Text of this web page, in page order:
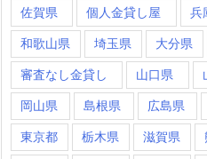
佐賀県 個人金貸し屋 兵
和歌山県 埼玉県 大分県
審査なし金貸し 山口県
岡山県 島根県 広島県
東京都 栃木県 滋賀県